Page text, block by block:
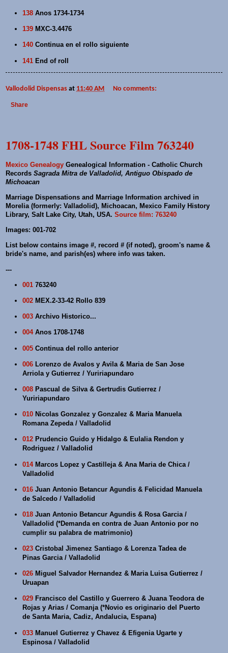
138 Anos 1734-1734
139 MXC-3.4476
140 Continua en el rollo siguiente
141 End of roll
Vallodolid Dispensas at 11:40 AM No comments:
Share
1708-1748 FHL Source Film 763240
Mexico Genealogy Genealogical Information - Catholic Church
Records Sagrada Mitra de Valladolid, Antiguo Obispado de
Michoacan
Marriage Dispensations and Marriage Information archived in
Morelia (formerly: Valladolid), Michoacan, Mexico Family History
Library, Salt Lake City, Utah, USA. Source film: 763240
Images: 001-702
List below contains image #, record # (if noted), groom's name &
bride's name, and parish(es) where info was taken.
---
001 763240
002 MEX.2-33-42 Rollo 839
003 Archivo Historico...
004Anos 1708-1748
005 Continua del rollo anterior
006 Lorenzo de Avalos y Avila & Maria de San Jose
Arriola y Gutierrez / Yuririapundaro
008 Pascual de Silva & Gertrudis Gutierrez /
Yuririapundaro
010 Nicolas Gonzalez y Gonzalez & Maria Manuela
Romana Zepeda / Valladolid
012 Prudencio Guido y Hidalgo & Eulalia Rendon y
Rodriguez / Valladolid
014Marcos Lopez y Castilleja & Ana Maria de Chica /
Valladolid
016 Juan Antonio Betancur Agundis & Felicidad Manuela
de Salcedo / Valladolid
018 Juan Antonio Betancur Agundis & Rosa Garcia /
Valladolid (*Demanda en contra de Juan Antonio por no
cumplir su palabra de matrimonio)
023 Cristobal Jimenez Santiago & Lorenza Tadea de
Pinas Garcia / Valladolid
026 Miguel Salvador Hernandez & Maria Luisa Gutierrez /
Uruapan
029 Francisco del Castillo y Guerrero & Juana Teodora de
Rojas y Arias / Comanja (*Novio es originario del Puerto
de Santa Maria, Cadiz, Andalucia, Espana)
033 Manuel Gutierrez y Chavez & Efigenia Ugarte y
Espinosa / Valladolid